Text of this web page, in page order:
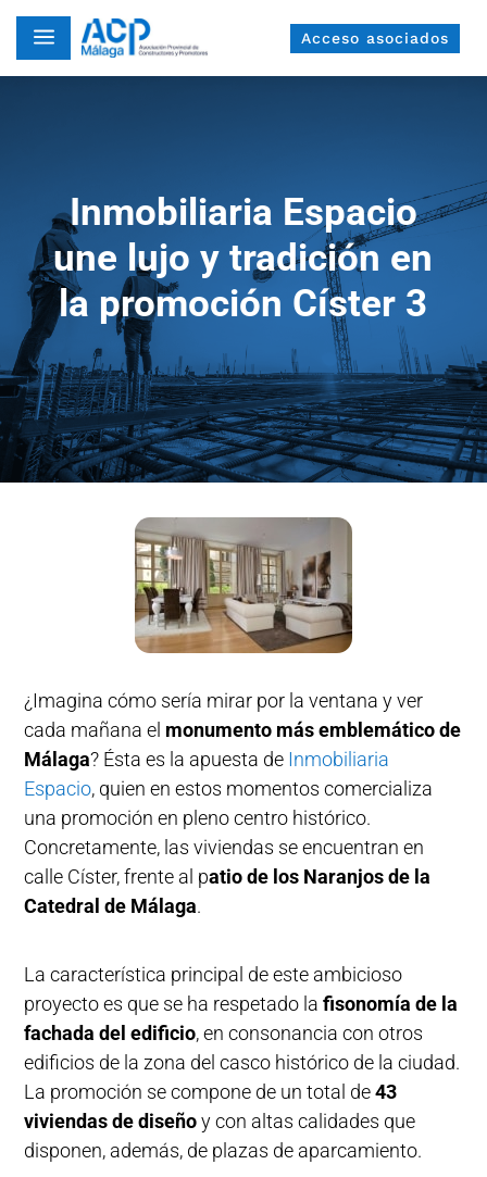
a Acceso asociados
Inmobiliaria Espacio
une lujo y tradición en
la promoción Císter 3
¿Imagina cómo sería mirar por la ventana y ver
cada mañana el monumento más emblemático de
Málaga? Ésta es la apuesta de Inmobiliaria
Espacio, quien en estos momentos comercializa
una promoción en pleno centro histórico.
Concretamente, las viviendas se encuentran en
calle Císter, frente al patio de los Naranjos de la
Catedral de Málaga.
La característica principal de este ambicioso
proyecto es que se ha respetado lafisonomía de la
fachada del edificio, en consonancia con otros
edificios de la zona del casco histórico de la ciudad.
La promoción se compone de un total de43
viviendas de diseñoy con altas calidades que
disponen, además, de plazas de aparcamiento.